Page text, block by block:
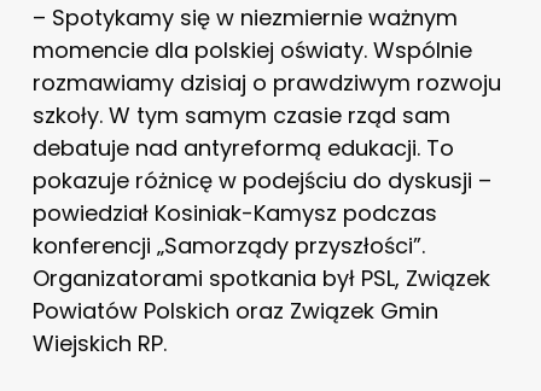
– Spotykamy się w niezmiernie ważnym
momencie dla polskiej oświaty. Wspólnie
rozmawiamy dzisiaj o prawdziwym rozwoju
szkoły. W tym samym czasie rząd sam
debatuje nad antyreformą edukacji. To
pokazuje różnicę w podejściu do dyskusji –
powiedział Kosiniak-Kamysz podczas
konferencji „Samorządy przyszłości”.
Organizatorami spotkania był PSL, Związek
Powiatów Polskich oraz Związek Gmin
Wiejskich RP.